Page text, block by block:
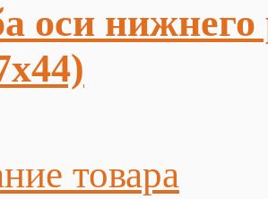
оси нижнего
товара